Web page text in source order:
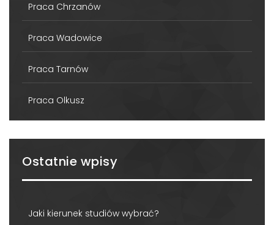
Praca Chrzanów
Praca Wadowice
Praca Tarnów
Praca Olkusz
Ostatnie wpisy
Jaki kierunek studiów wybrać?